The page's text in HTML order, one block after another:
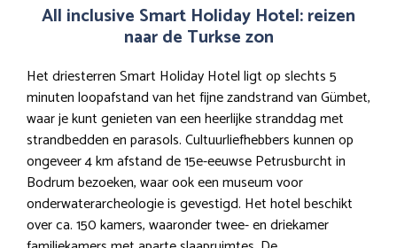
All inclusive Smart Holiday Hotel: reizen
naar de Turkse zon
Het driesterren Smart Holiday Hotel ligt op slechts 5
minuten loopafstand van het fijne zandstrand van Gümbet,
waar je kunt genieten van een heerlijke stranddag met
strandbedden en parasols. Cultuurliefhebbers kunnen op
ongeveer 4 km afstand de 15e-eeuwse Petrusburcht in
Bodrum bezoeken, waar ook een museum voor
onderwaterarcheologie is gevestigd. Het hotel beschikt
over ca. 150 kamers, waaronder twee- en driekamer